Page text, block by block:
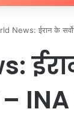
News: ईरान के
INA